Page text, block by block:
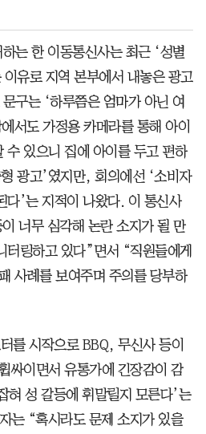
는 한 이동통신사는 최근 ‘성별
유로 지역 본부에서 내놓은 광고
구는 ‘하루쯤은 엄마가 아닌 여
서도 가정용 카메라를 통해 아이
수 있으니 집에 아이를 두고 편하
광고’였지만, 회의에선 ‘소비자
다’는 지적이 나왔다. 이 통신사
너무 심각해 논란 소지가 될 만
터링하고 있다”면서 “직원들에게
사례를 보여주며 주의를 당부하
를 시작으로 BBQ, 무신사 등이
싸이면서 유통가에 긴장감이 감
혀 성 갈등에 휘말릴지 모른다’는
는 “혹시라도 문제 소지가 있을